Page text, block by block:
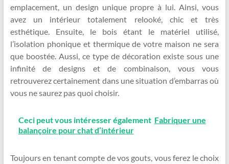
emplacement, un design unique propre à lui. Ainsi, vous
avez un intérieur totalement relooké, chic et très
esthétique. Ensuite, le bois étant le matériel utilisé,
l’isolation phonique et thermique de votre maison ne sera
que boostée. Aussi, ce type de décoration existe sous une
infinité de designs et de combinaison, vous vous
retrouverez certainement dans une situation d’embarras où
vous ne saurez pas quoi choisir.
Ceci peut vous intéresser également Fabriquer une
balançoire pour chat d’intérieur
Toujours en tenant compte de vos gouts, vous ferez le choix